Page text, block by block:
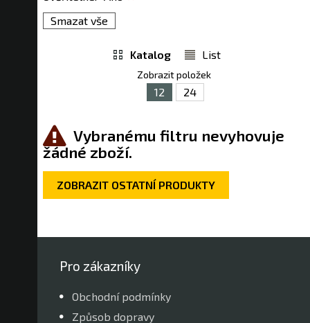
Smazat vše
Katalog List
Zobrazit položek
12 24
Vybranému filtru nevyhovuje
žádné zboží.
ZOBRAZIT OSTATNÍ PRODUKTY
Pro zákazníky
Obchodní podmínky
Způsob dopravy